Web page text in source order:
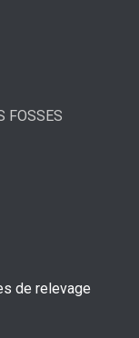
FOSSES
de relevage